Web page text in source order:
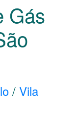
Gás
/ Vila